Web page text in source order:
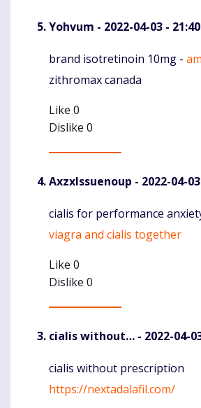
Yohvum - 2022-04-03 - 21:40
Komentaras
brand isotretinoin 10mg -
zithromax canada
Like 0
Dislike 0
AxzxIssuenoup - 2022-04-
Komentaras
cialis for performance
viagra and cialis together
Like 0
Dislike 0
cialis without… - 2022-04-
Komentaras
cialis without prescription
https://nextadalafil.com/